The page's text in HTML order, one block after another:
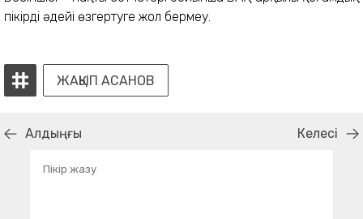
пікірді әдейі өзгертуге жол бермеу.
ЖАҚЫП АСАНОВ
Алдыңғы Келесі